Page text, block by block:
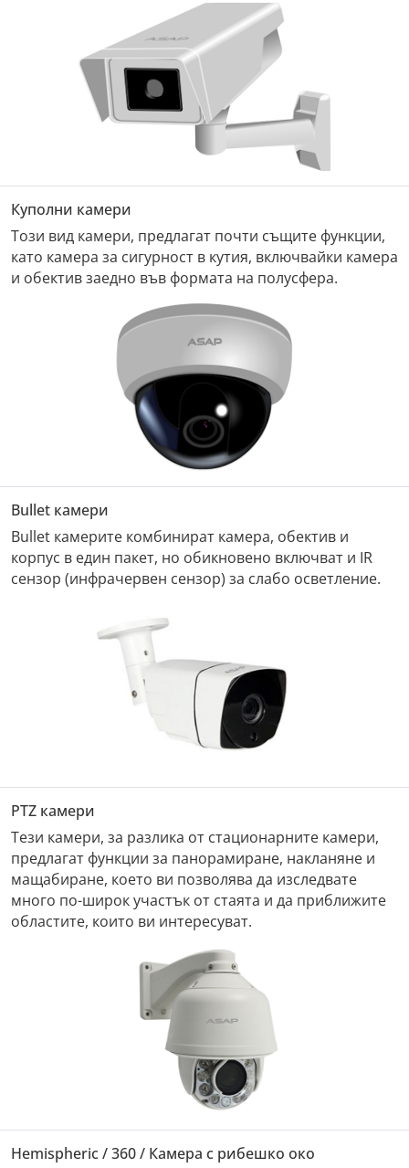
Куполни камери
Този вид камери, предлагат почти същите функции,
като камера за сигурност в кутия, включвайки камера
и обектив заедно във формата на полусфера.
Bullet камери
Bullet камерите комбинират камера, обектив и
корпус в един пакет, но обикновено включват и IR
сензор (инфрачервен сензор) за слабо осветление.
PTZ камери
Тези камери, за разлика от стационарните камери,
предлагат функции за панорамиране, накланяне и
мащабиране, което ви позволява да изследвате
много по-широк участък от стаята и да приближите
областите, които ви интересуват.
Hemispheric / 360 / Камера с рибешко око